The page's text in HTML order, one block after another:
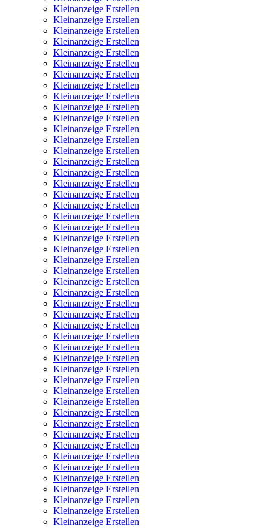
Kleinanzeige Erstellen
Kleinanzeige Erstellen
Kleinanzeige Erstellen
Kleinanzeige Erstellen
Kleinanzeige Erstellen
Kleinanzeige Erstellen
Kleinanzeige Erstellen
Kleinanzeige Erstellen
Kleinanzeige Erstellen
Kleinanzeige Erstellen
Kleinanzeige Erstellen
Kleinanzeige Erstellen
Kleinanzeige Erstellen
Kleinanzeige Erstellen
Kleinanzeige Erstellen
Kleinanzeige Erstellen
Kleinanzeige Erstellen
Kleinanzeige Erstellen
Kleinanzeige Erstellen
Kleinanzeige Erstellen
Kleinanzeige Erstellen
Kleinanzeige Erstellen
Kleinanzeige Erstellen
Kleinanzeige Erstellen
Kleinanzeige Erstellen
Kleinanzeige Erstellen
Kleinanzeige Erstellen
Kleinanzeige Erstellen
Kleinanzeige Erstellen
Kleinanzeige Erstellen
Kleinanzeige Erstellen
Kleinanzeige Erstellen
Kleinanzeige Erstellen
Kleinanzeige Erstellen
Kleinanzeige Erstellen
Kleinanzeige Erstellen
Kleinanzeige Erstellen
Kleinanzeige Erstellen
Kleinanzeige Erstellen
Kleinanzeige Erstellen
Kleinanzeige Erstellen
Kleinanzeige Erstellen
Kleinanzeige Erstellen
Kleinanzeige Erstellen
Kleinanzeige Erstellen
Kleinanzeige Erstellen
Kleinanzeige Erstellen
Kleinanzeige Erstellen